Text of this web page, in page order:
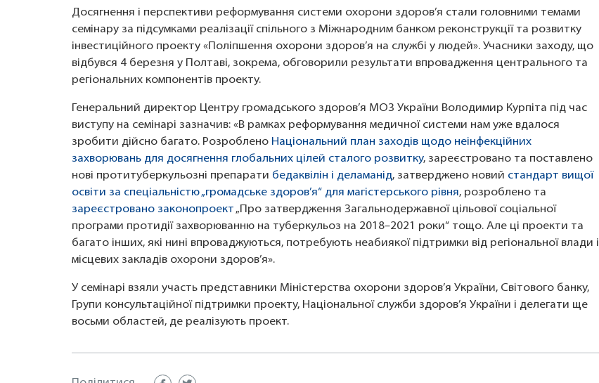
Досягнення і перспективи реформування системи охорони здоров’я стали головними темами
семінару за підсумками реалізації спільного з Міжнародним банком реконструкції та розвитку
інвестиційного проекту «Поліпшення охорони здоров’я на службі у людей». Учасники заходу, що
відбувся 4 березня у Полтаві, зокрема, обговорили результати впровадження центрального та
регіональних компонентів проекту.
Генеральний директор Центру громадського здоров’я МОЗ України Володимир Курпіта під час
виступу на семінарі зазначив: «В рамках реформування медичної системи нам уже вдалося
зробити дійсно багато. Розроблено Національний план заходів щодо неінфекційних
захворювань для досягнення глобальних цілей сталого розвитку, зареєстровано та поставлено
нові протитуберкульозні препарати бедаквілін і деламанід, затверджено новий стандарт вищої
освіти за спеціальністю „громадське здоров’я“ для магістерського рівня, розроблено та
зареєстровано законопроект„Про затвердження Загальнодержавної цільової соціальної
програми протидії захворюванню на туберкульоз на 2018–2021 роки“ тощо. Але ці проекти та
багато інших, які нині впроваджуються, потребують неабиякої підтримки від регіональної влади і
місцевих закладів охорони здоров’я».
У семінарі взяли участь представники Міністерства охорони здоров’я України, Світового банку,
Групи консультаційної підтримки проекту, Національної служби здоров’я України і делегати ще
восьми областей, де реалізують проект.